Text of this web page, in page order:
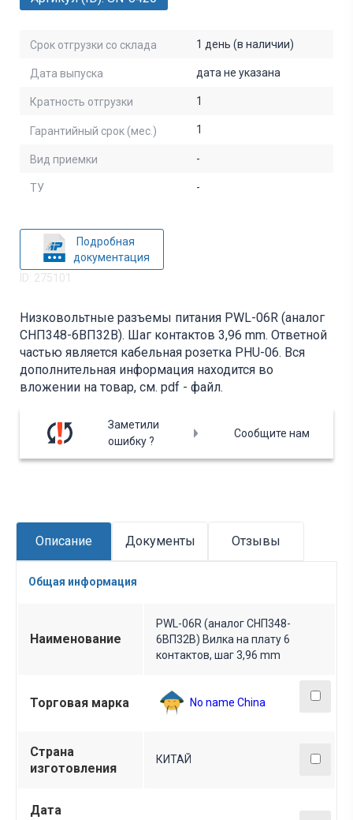
Срок отгрузки со склада 1 день (в наличии)
Дата выпуска дата не указана
Кратность отгрузки 1
Гарантийный срок (мес.) 1
Вид приемки -
ТУ -
Подробная
документация
ID: 275101
Низковольтные разъемы питания PWL-06R (аналог
СНП348-6ВП32В). Шаг контактов 3,96 mm. Ответной
частью является кабельная розетка PHU-06. Вся
дополнительная информация находится во
вложении на товар, см. pdf - файл.
Заметили
ошибку ?
Сообщите нам
Описание Документы Отзывы
Общая информация
Наименование
PWL-06R (аналог СНП348-
6ВП32В) Вилка на плату 6
контактов, шаг 3,96 mm
Торговая марка No name China
Страна
изготовления
КИТАЙ
Дата